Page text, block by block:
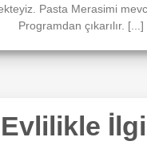
Pasta Merasimi
Programdan çıkarılır. [...]
Evlilikle